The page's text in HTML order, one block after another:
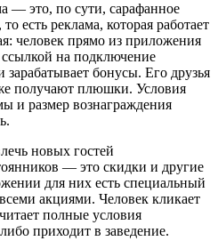
— это, по сути, сарафанное
есть реклама, которая работает
человек прямо из приложения
на подключение
зарабатывает бонусы. Его друзья
получают плюшки. Условия
и размер вознаграждения
новых гостей
— это скидки и другие
для них есть специальный
акциями. Человек кликает
полные условия
приходит в заведение.